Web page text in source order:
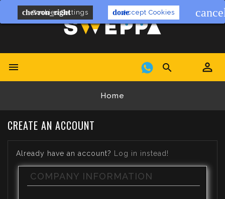
chevron_right
Cookies Settings doneAccept Cookies
 
Home
CREATE AN ACCOUNT
Already have an account? Log in instead!
COMPANY INFORMATION